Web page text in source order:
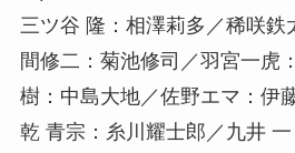
三ツ谷 隆：相澤莉多／稀咲鉄
間修二：菊池修司／羽宮一虎
樹：中島大地／佐野エマ：伊
乾 青宗：糸川耀士郎／九井